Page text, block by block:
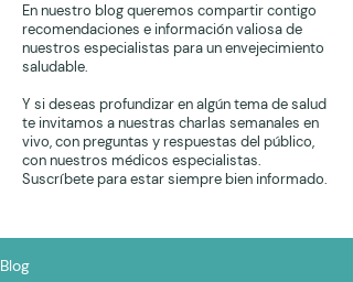
En nuestro blog queremos compartir contigo
recomendaciones e información valiosa de
nuestros especialistas para un envejecimiento
saludable.
Y si deseas profundizar en algún tema de salud
te invitamos a nuestras charlas semanales en
vivo, con preguntas y respuestas del público,
con nuestros médicos especialistas.
Suscríbete para estar siempre bien informado.
Blog